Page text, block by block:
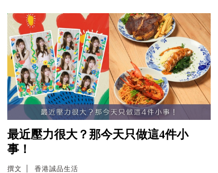
最近壓力很大？那今天只做這4件小
事！
撰文 香港誠品生活